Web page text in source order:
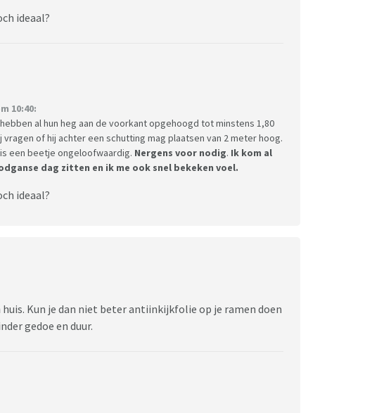
ideaal?
10:40:
al hun heg aan de voorkant opgehoogd tot minstens 1,80
vragen of hij achter een schutting mag plaatsen van 2 meter hoog.
een beetje ongeloofwaardig. Nergens voor nodig. Ik kom al
dag zitten en ik me ook snel bekeken voel.
ideaal?
Kun je dan niet beter antiinkijkfolie op je ramen doen
gedoe en duur.